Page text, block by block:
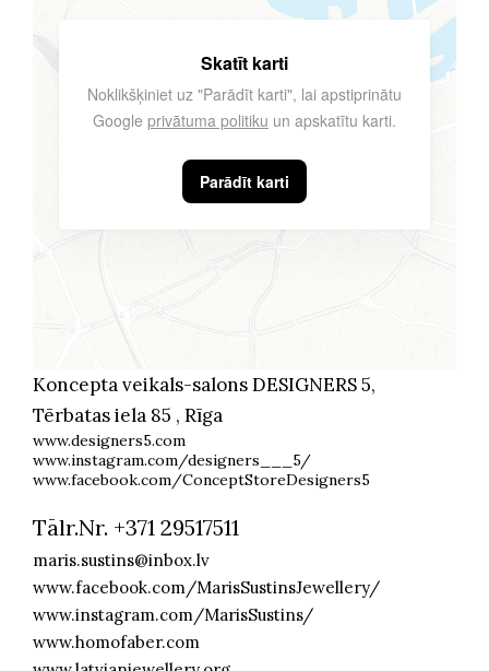
Skatīt karti
Noklikšķiniet uz "Parādīt karti", lai apstiprinātu
Google privātuma politiku un apskatītu karti.
Parādīt karti
Koncepta veikals-salons DESIGNERS 5,
Tērbatas iela 85 , Rīga
www.designers5.com
www.instagram.com/designers___5/
www.facebook.com/ConceptStoreDesigners5
Tālr.Nr. +371 29517511
maris.sustins@inbox.lv
www.facebook.com/MarisSustinsJewellery/
www.instagram.com/MarisSustins/
www.homofaber.com